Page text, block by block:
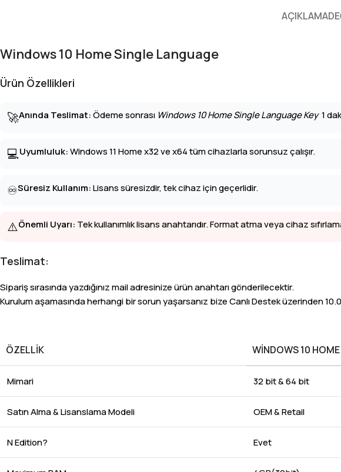
AÇIKLAMA
Windows 10 Home Single Language
Ürün Özellikleri
🚀Anında Teslimat:Ödeme sonrası Windows 10 Home Single Language Key1
💻Uyumluluk:Windows 11 Home x32 ve x64 tüm cihazlarla sorunsuz çalışır.
♾️Süresiz Kullanım:Lisans süresizdir, tek cihaz için geçerlidir.
⚠️Önemli Uyarı: Tek kullanımlık lisans anahtarıdır. Format atma veya cihaz
Teslimat:
Sipariş sırasında yazdığınız mail adresinize ürün anahtarı gönderilecektir.
Kurulum aşamasında herhangi bir sorun yaşarsanız bize Canlı Destek üzerinden
ÖZELLIK WINDOWS 10 HOME
Mimari 32 bit & 64 bit
Satın Alma & Lisanslama Modeli OEM & Retail
N Edition? Evet